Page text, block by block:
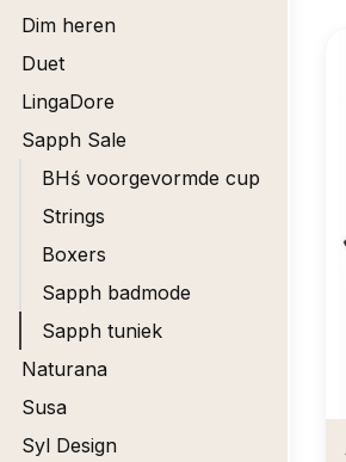
Dim heren
Duet
LingaDore
Sapph Sale
BHś voorgevormde cup
Strings
Boxers
Sapph badmode
Sapph tuniek
Naturana
Susa
Syl Design